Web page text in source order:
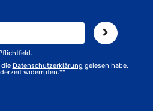
die Daten­schutz­erklärung gelesen habe.
widerrufen.**